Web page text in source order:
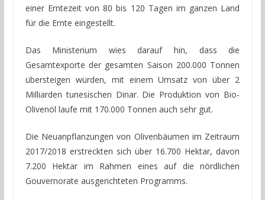
einer Erntezeit von 80 bis 120 Tagen im ganzen Land
für die Ernte eingestellt.
Das Ministerium wies darauf hin, dass die
Gesamtexporte der gesamten Saison 200.000 Tonnen
übersteigen würden, mit einem Umsatz von über 2
Milliarden tunesischen Dinar. Die Produktion von Bio-
Olivenöl laufe mit 170.000 Tonnen auch sehr gut.
Die Neuanpflanzungen von Olivenbäumen im Zeitraum
2017/2018 erstreckten sich über 16.700 Hektar, davon
7.200 Hektar im Rahmen eines auf die nördlichen
Gouvernorate ausgerichteten Programms.